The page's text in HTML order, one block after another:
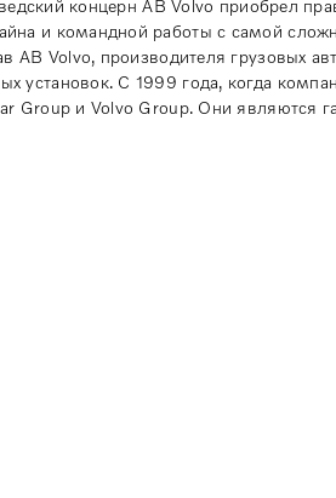
концерн AB Volvo приобрел
и командной работы с самой
AB Volvo, производителя грузовых
установок. С 1999 года, когда
Group и Volvo Group. Они являются